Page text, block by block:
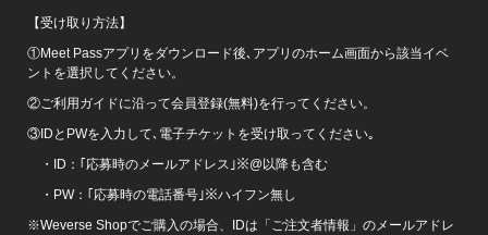
【受け取り方法】
①Meet Passアプリをダウンロード後､アプリのホーム画面から該当イベ
ントを選択してください。
②ご利用ガイドに沿って会員登録(無料)を行ってください。
③IDとPWを入力して､電子チケットを受け取ってください｡
・ID：｢応募時のメールアドレス｣※@以降も含む
・PW：｢応募時の電話番号｣※ハイフン無し
※Weverse Shopでご購入の場合、IDは「ご注文者情報」のメールアドレ